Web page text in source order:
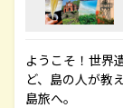
ようこそ！世界
ど、島の人が教
島旅へ。